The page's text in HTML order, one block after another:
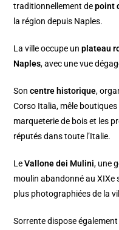
traditionnellement depoint
la région depuis Naples.
La ville occupe un plateau
Naples, avec une vue
Soncentre historique,
Corso Italia, mêle
marqueterie de bois et les
réputés dans toute l’Italie.
LeVallone dei Mulini, une
moulin abandonné au XIXe
plus photographiées de la
Sorrente dispose également